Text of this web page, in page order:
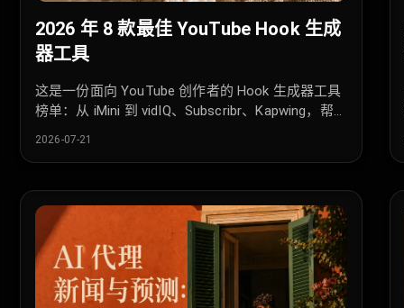
2026 年 8 款最佳 YouTube Hook 生成
器工具
这是一份面向 YouTube 创作者的 Hook 生成器工具
榜单：从 iMini 到 vidIQ、Subscribr、Kapwing，帮你
2026-07-21